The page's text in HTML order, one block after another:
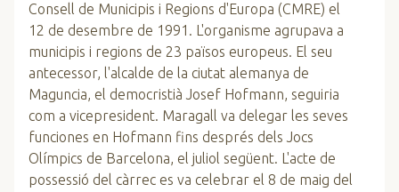
Consell de Municipis i Regions d'Europa (CMRE) el
12 de desembre de 1991. L'organisme agrupava a
municipis i regions de 23 països europeus. El seu
antecessor, l'alcalde de la ciutat alemanya de
Maguncia, el democristià Josef Hofmann, seguiria
com a vicepresident. Maragall va delegar les seves
funciones en Hofmann fins després dels Jocs
Olímpics de Barcelona, el juliol següent. L'acte de
possessió del càrrec es va celebrar el 8 de maig del